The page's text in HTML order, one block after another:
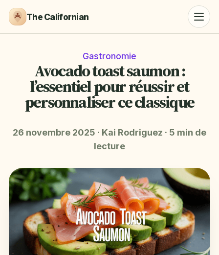
The Californian
Gastronomie
Avocado toast saumon :
l’essentiel pour réussir et
personnaliser ce classique
26 novembre 2025 · Kai Rodriguez · 5 min de
lecture